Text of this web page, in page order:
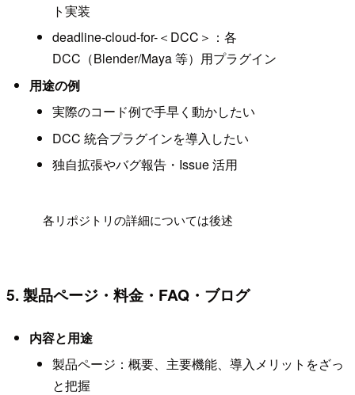
ト実装
deadline-cloud-for-＜DCC＞：各
DCC（Blender/Maya 等）用プラグイン
用途の例
実際のコード例で手早く動かしたい
DCC 統合プラグインを導入したい
独自拡張やバグ報告・Issue 活用
各リポジトリの詳細については後述
5. 製品ページ・料金・FAQ・ブログ
内容と用途
製品ページ：概要、主要機能、導入メリットをざっ
と把握